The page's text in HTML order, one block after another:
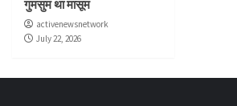
गुमसुम था मासूम
activenewsnetwork
July 22, 2026